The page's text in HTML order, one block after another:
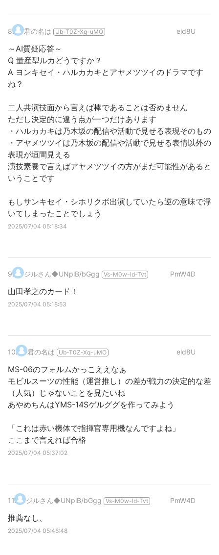
8. 君の名は Ub-T0Z-Xq-uMO eld8U
～AI質疑応答～
Q 量産型ルカどうですか？
A ヨンキセイ・ハルカカキとアヤメツツイのドラマです
ね？
二人共演技面から言えば棒であることは否めません
ただし決定的に違う点が一つだけあります
・ハルカカキは乃木坂の配信や活動で見せる表現そのもの
・アヤメツツイは乃木坂の配信や活動で見せる表情以外の
表現が垣間見える
演技素養で言えばアヤメツツイの方がまだ可能性があると
いうことです
もしサンキセイ・シホリクボ出演していたら逆の意味で浮
いてしまったことでしょう
2025/07/04 05:18:34
9. ジルさん◆UNplB/bGgg Vs-M0w-ld-Tvt PmW4D
山田孝之のカード！
2025/07/04 05:18:53
10. 君の名は Ub-T0Z-Xq-uMO eld8U
MS-06のフォルムかっこええなぁ
モビルスーツの性能（運営推し）の差が戦力の決定的な差
（人気）じゃないことを見たいね
あやめちんはYMS-14Sゲルググを作ってみよう
「これは赤い機体で指揮官専用機なんですよね」
ここまで言えれば合格
2025/07/04 05:37:02
11. ジルさん◆UNplB/bGgg Vs-M0w-ld-Tvt PmW4D
推薦なし、
2025/07/04 05:46:48